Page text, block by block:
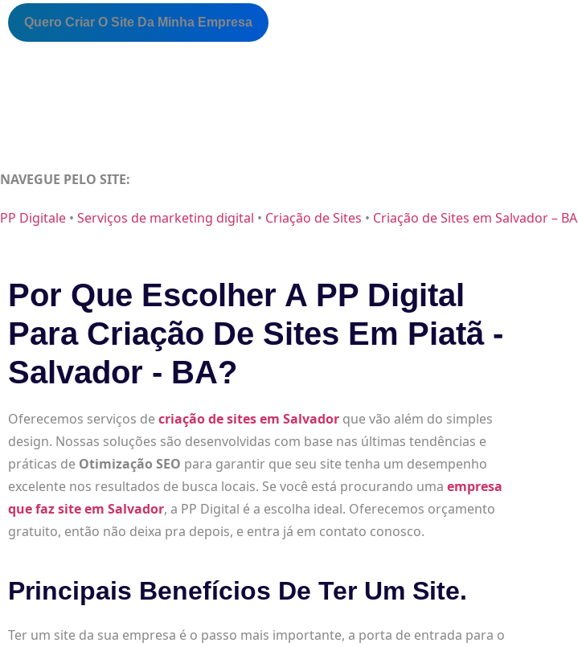
Quero Criar O Site Da Minha Empresa
NAVEGUE PELO SITE:
PP Digitale • Serviços de marketing digital • Criação de Sites • Criação de Sites em Salvador – BA
Por Que Escolher A PP Digital
Para Criação De Sites Em Piatã -
Salvador - BA?
Oferecemos serviços decriação de sites em Salvador que vão além do simples
design. Nossas soluções são desenvolvidas com base nas últimas tendências e
práticas de Otimização SEO para garantir que seu site tenha um desempenho
excelente nos resultados de busca locais. Se você está procurando uma empresa
que faz site em Salvador, a PP Digital é a escolha ideal. Oferecemos orçamento
gratuito, então não deixa pra depois, e entra já em contato conosco.
Principais Benefícios De Ter Um Site.
Ter um site da sua empresa é o passo mais importante, a porta de entrada para o